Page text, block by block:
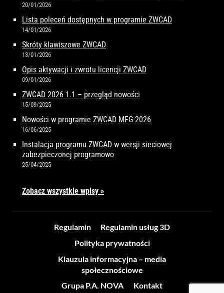
20/01/2026
Lista poleceń dostępnych w programie ZWCAD
14/01/2026
Skróty klawiszowe ZWCAD
13/01/2026
Opis aktywacji i zwrotu licencji ZWCAD
09/01/2026
ZWCAD 2026 1.1 – przegląd nowości
15/09/2025
Nowości w programie ZWCAD MFG 2026
16/06/2025
Instalacja programu ZWCAD w wersji sieciowej
zabezpieczonej programowo
25/04/2025
Zobacz wszystkie wpisy »
Regulamin
Regulamin usług 3D
Polityka prywatności
Klauzula informacyjna – media
społecznościowe
Grupa P.A. NOVA
Kontakt